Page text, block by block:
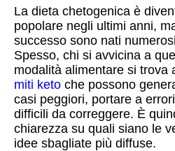
La dieta chetogenica è
popolare negli ultimi anni,
successo sono nati
Spesso, chi si avvicina a
modalità alimentare si trova
miti keto che possono
casi peggiori, portare a
difficili da correggere. È
chiarezza su quali siano le
idee sbagliate più diffuse.